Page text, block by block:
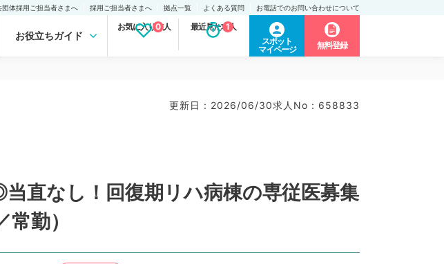
団体採用ご担当者さまへ 採用ご担当者さまへ 拠点一覧 よくある質問 お電話でのお問い合わせについて
お役立ちガイド
お気に入り求人
0 最近見た求人
1
スポット
マイページ
無料登録
更新日 : 2026/06/30求人No : 658833
直なし！回復期リハ病棟の専従医募集
勤）